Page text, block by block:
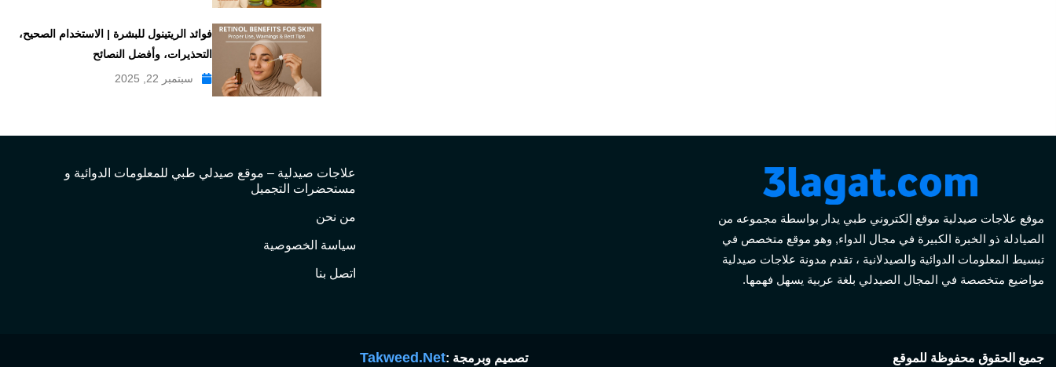
فوائد الريتينول للبشرة | الاستخدام الصحيح،
التحذيرات، وأفضل النصائح
سبتمبر 22, 2025
موقع علاجات صيدلية موقع إلكتروني طبي يدار بواسطة مجموعه من
الصيادلة ذو الخبرة الكبيرة في مجال الدواء, وهو موقع متخصص في
تبسيط المعلومات الدوائية والصيدلانية ، تقدم مدونة علاجات صيدلية
مواضيع متخصصة في المجال الصيدلي بلغة عربية يسهل فهمها.
علاجات صيدلية – موقع صيدلي طبي للمعلومات الدوائية و
مستحضرات التجميل
من نحن
سياسة الخصوصية
اتصل بنا
جميع الحقوق محفوظة للموقع تصميم وبرمجة :Takweed.Net